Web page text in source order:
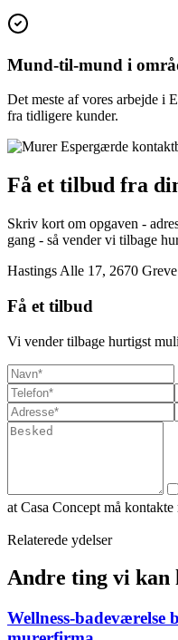
Mund-til-mund i
Det meste af vores arbejde i
fra tidligere kunder.
Få et tilbud fra
Skriv kort om opgaven -
gang - så vender vi tilbage
Hastings Alle 17, 2670 Greve
Få et tilbud
Vi vender tilbage hurtigst
at Casa Concept må
Relaterede ydelser
Andre ting vi kan
Wellness-badeværelse